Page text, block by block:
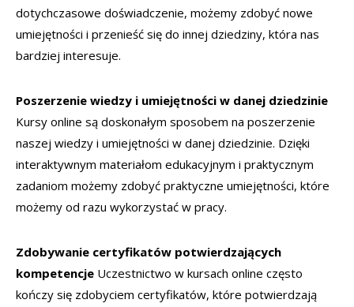
dotychczasowe doświadczenie, możemy zdobyć nowe
umiejętności i przenieść się do innej dziedziny, która nas
bardziej interesuje.
Poszerzenie wiedzy i umiejętności w danej dziedzinie
Kursy online są doskonałym sposobem na poszerzenie
naszej wiedzy i umiejętności w danej dziedzinie. Dzięki
interaktywnym materiałom edukacyjnym i praktycznym
zadaniom możemy zdobyć praktyczne umiejętności, które
możemy od razu wykorzystać w pracy.
Zdobywanie certyfikatów potwierdzających
kompetencje Uczestnictwo w kursach online często
kończy się zdobyciem certyfikatów, które potwierdzają